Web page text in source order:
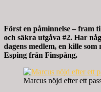
Först en påminnelse – fram
och säkra utgåva #2. Har
dagens medlem, en kille
Esping från Finspång.
Marcus nöjd efter ett